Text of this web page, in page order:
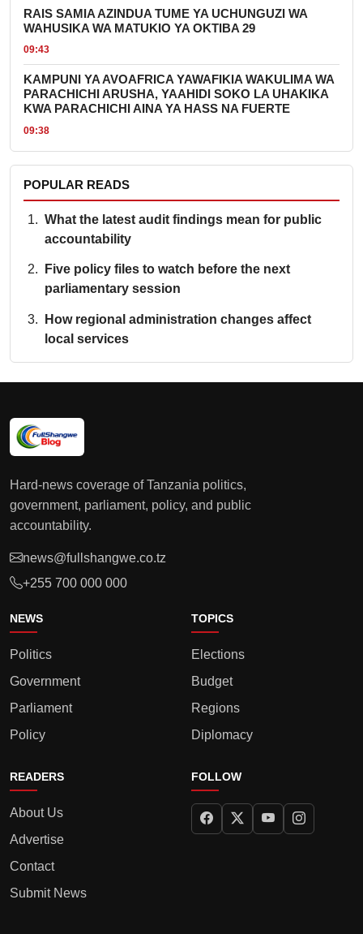
RAIS SAMIA AZINDUA TUME YA UCHUNGUZI WA
WAHUSIKA WA MATUKIO YA OKTIBA 29
09:43
KAMPUNI YA AVOAFRICA YAWAFIKIA WAKULIMA WA
PARACHICHI ARUSHA, YAAHIDI SOKO LA UHAKIKA
KWA PARACHICHI AINA YA HASS NA FUERTE
09:38
POPULAR READS
What the latest audit findings mean for public
accountability
Five policy files to watch before the next
parliamentary session
How regional administration changes affect
local services
Hard-news coverage of Tanzania politics,
government, parliament, policy, and public
accountability.
news@fullshangwe.co.tz
+255 700 000 000
NEWS
Politics
Government
Parliament
Policy
TOPICS
Elections
Budget
Regions
Diplomacy
READERS
About Us
Advertise
Contact
Submit News
FOLLOW